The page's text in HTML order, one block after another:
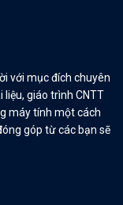
với mục đích chuyên
giáo trình CNTT
máy tính một cách
góp từ các bạn sẽ